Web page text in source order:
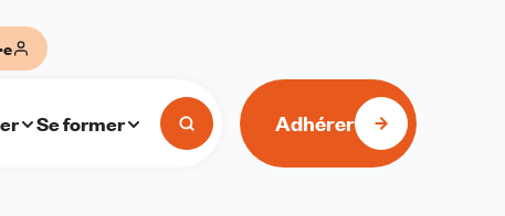
Se former Adhérer